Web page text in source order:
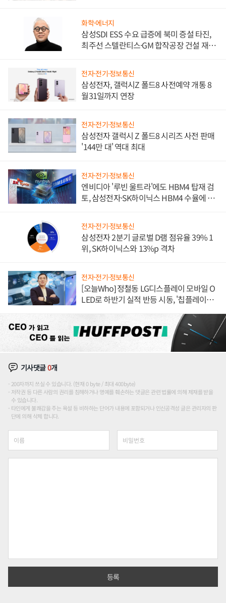
화학·에너지
삼성SDI ESS 수요 급증에 북미 증설 타진,
최주선 스텔란티스·GM 합작공장 건설 재추
전자·전기·정보통신
삼성전자, 갤럭시Z 폴드8 사전예약 개통 8
월31일까지 연장
전자·전기·정보통신
삼성전자 갤럭시 Z 폴드8 시리즈 사전 판매
'144만 대' 역대 최대
전자·전기·정보통신
엔비디아 '루빈 울트라'에도 HBM4 탑재 검
토, 삼성전자·SK하이닉스 HBM4 수율에 주
전자·전기·정보통신
삼성전자 2분기 글로벌 D램 점유율 39% 1
위, SK하이닉스와 13%p 격차
전자·전기·정보통신
[오늘Who] 정철동 LG디스플레이 모바일 O
LED로 하반기 실적 반등 시동, '칩플레이
기사댓글0개
200자까지 쓰실 수 있습니다. (현재 0 byte / 최대 400byte)
저작권 등 다른 사람의 권리를 침해하거나 명예를 훼손하는 댓글은 관련 법률에 의해 제재를 받을
수 있습니다.
타인에게 불쾌감을 주는 욕설 등 비하하는 단어가 내용에 포함되거나 인신공격성 글은 관리자의 판
단에 의해 삭제 합니다.